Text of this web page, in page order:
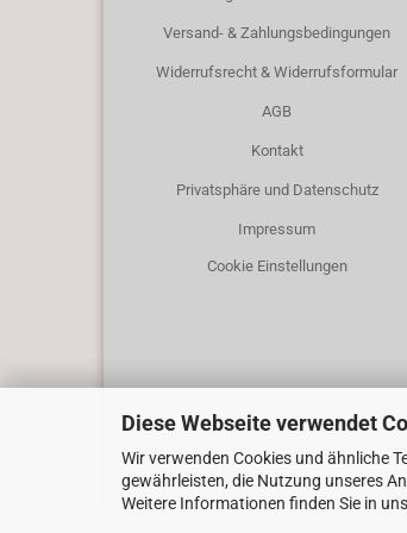
Diese Webseite verwendet
Wir verwenden Cookies und ähnliche
gewährleisten, die Nutzung unseres
Weitere Informationen finden Sie in
Versand- & Zahlungsbedingungen
Widerrufsrecht & Widerrufsformular
AGB
Kontakt
Privatsphäre und Datenschutz
Impressum
Cookie Einstellungen